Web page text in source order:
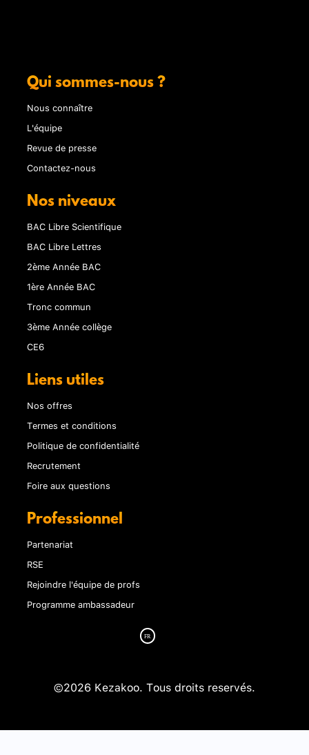
Qui sommes-nous ?
Nous connaître
L'équipe
Revue de presse
Contactez-nous
Nos niveaux
BAC Libre Scientifique
BAC Libre Lettres
2ème Année BAC
1ère Année BAC
Tronc commun
3ème Année collège
CE6
Liens utiles
Nos offres
Termes et conditions
Politique de confidentialité
Recrutement
Foire aux questions
Professionnel
Partenariat
RSE
Rejoindre l'équipe de profs
Programme ambassadeur
©2026 Kezakoo. Tous droits reservés.